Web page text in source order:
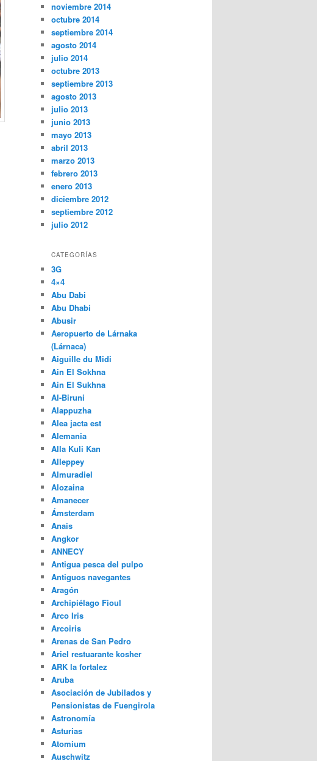
noviembre 2014
octubre 2014
septiembre 2014
agosto 2014
julio 2014
octubre 2013
septiembre 2013
agosto 2013
julio 2013
junio 2013
mayo 2013
abril 2013
marzo 2013
febrero 2013
enero 2013
diciembre 2012
septiembre 2012
julio 2012
CATEGORÍAS
3G
4×4
Abu Dabi
Abu Dhabi
Abusir
Aeropuerto de Lárnaka
(Lárnaca)
Aiguille du Midi
Ain El Sokhna
Ain El Sukhna
Al-Biruni
Alappuzha
Alea jacta est
Alemania
Alla Kuli Kan
Alleppey
Almuradiel
Alozaina
Amanecer
Ámsterdam
Anais
Angkor
ANNECY
Antigua pesca del pulpo
Antiguos navegantes
Aragón
Archipiélago Fioul
Arco Iris
Arcoiris
Arenas de San Pedro
Ariel restuarante kosher
ARK la fortalez
Aruba
Asociación de Jubilados y
Pensionistas de Fuengirola
Astronomía
Asturias
Atomium
Auschwitz